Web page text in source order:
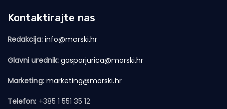
Kontaktirajte nas
Redakcija: info@morski.hr
Glavni urednik: gasparjurica@morski.hr
Marketing: marketing@morski.hr
Telefon: +385 1 551 35 12